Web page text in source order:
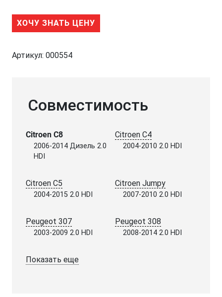
ХОЧУ ЗНАТЬ ЦЕНУ
Артикул: 000554
Совместимость
Citroen C8
2006-2014 Дизель 2.0
HDI
Citroen C4
2004-2010 2.0 HDI
Citroen C5
2004-2015 2.0 HDI
Citroen Jumpy
2007-2010 2.0 HDI
Peugeot 307
2003-2009 2.0 HDI
Peugeot 308
2008-2014 2.0 HDI
Показать еще